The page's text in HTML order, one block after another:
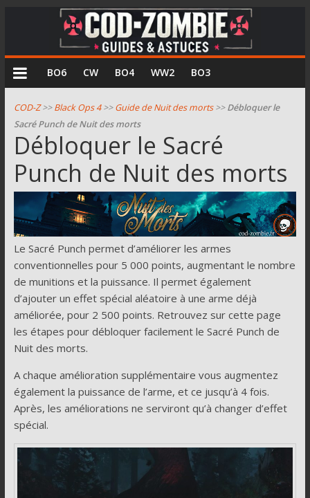
COD
Zombie
Guides
et
astuces
pour
mode
zombie
de
Call
of
Duty
BO6 CW BO4 WW2 BO3
COD-Z>>Black Ops 4>>Guide de Nuit des morts>>Débloquer le
Sacré Punch de Nuit des morts
Débloquer le Sacré
Punch de Nuit des morts
Le Sacré Punch permet d’améliorer les armes
conventionnelles pour 5 000 points, augmentant le nombre
de munitions et la puissance. Il permet également
d’ajouter un effet spécial aléatoire à une arme déjà
améliorée, pour 2 500 points. Retrouvez sur cette page
les étapes pour débloquer facilement le Sacré Punch de
Nuit des morts.
A chaque amélioration supplémentaire vous augmentez
également la puissance de l’arme, et ce jusqu’à 4 fois.
Après, les améliorations ne serviront qu’à changer d’effet
spécial.